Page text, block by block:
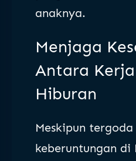
anaknya.
Menjaga
Antara
Hiburan
Meskipun tergoda
keberuntungan di